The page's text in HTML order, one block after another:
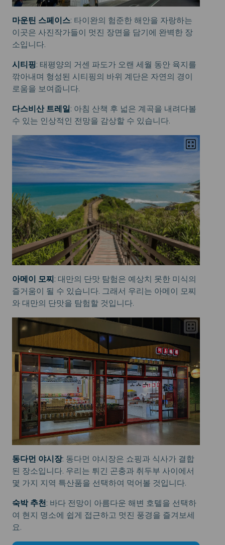
마운틴 스페이스: 타이완의 험준한 해안을 자랑하는
이곳은 사진작가들이 멋진 장면을 담기에 완벽한 장
소입니다.
시티핑: 태평양의 거센 파도가 오랜 세월 동안 육지를
깎아내며 형성된 시티핑의 바위 계단은 자연의 경이
로움을 보여줍니다.
다스비산 트레일: 아침 산책 후 넓은 계곡을 내려다볼
수 있는 인상적인 전망을 감상할 수 있습니다.
아메이 모찌: 대만의 단맛 탐험은 예상치 못한 미식의
즐거움이 될 수 있습니다. 그래서 우리는 아메이 모찌
와 대만의 단맛을 탐험할 것입니다.
동다먼 야시장: 동다먼 야시장은 쇼핑과 식사가 결합
된 장소입니다. 우리는 튀긴 곤충과 취두부 사이에서
몇 가지 지역 특산품을 선택하여 먹어볼 것입니다.
숙박 추천: 바다 전망이 아름다운 해변 호텔을 선택하
여 현지 명소에 쉽게 접근하고 멋진 풍경을 즐겨보세
요.